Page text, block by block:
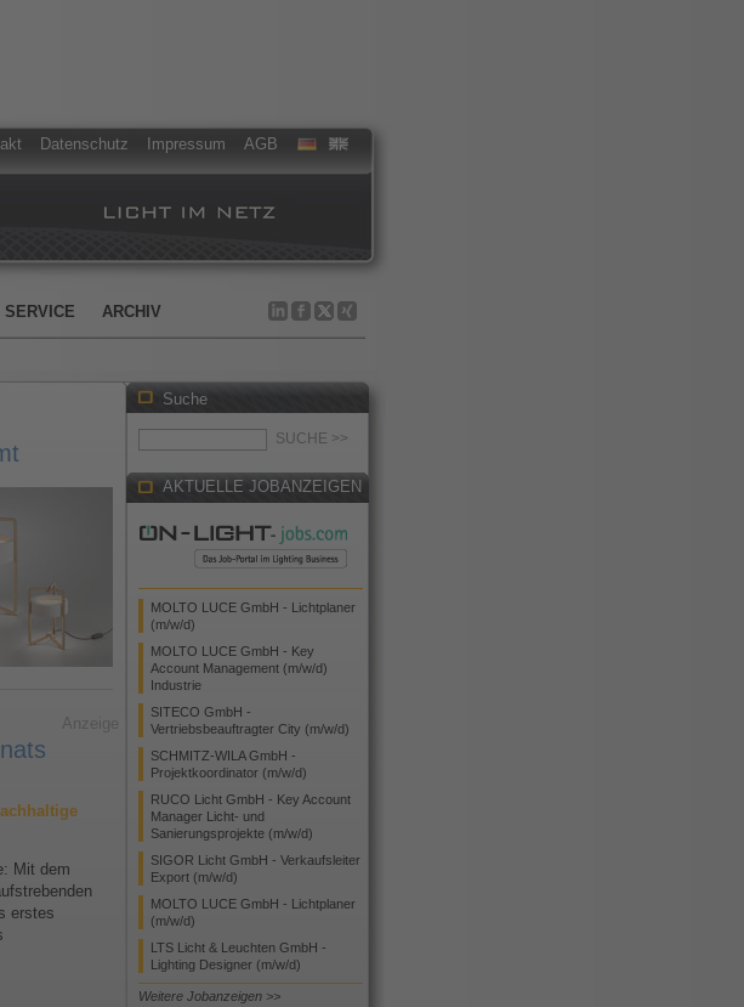
Datenschutz Impressum AGB
SERVICE ARCHIV
Anzeige
Mit dem
erstes
Suche
AKTUELLE JOBANZEIGEN
MOLTO LUCE GmbH - Lichtplaner
(m/w/d)
MOLTO LUCE GmbH - Key
Account Management (m/w/d)
Industrie
SITECO GmbH -
Vertriebsbeauftragter City (m/w/d)
SCHMITZ-WILA GmbH -
Projektkoordinator (m/w/d)
RUCO Licht GmbH - Key Account
Manager Licht- und
Sanierungsprojekte (m/w/d)
SIGOR Licht GmbH - Verkaufsleiter
Export (m/w/d)
MOLTO LUCE GmbH - Lichtplaner
(m/w/d)
LTS Licht & Leuchten GmbH -
Lighting Designer (m/w/d)
Weitere Jobanzeigen >>